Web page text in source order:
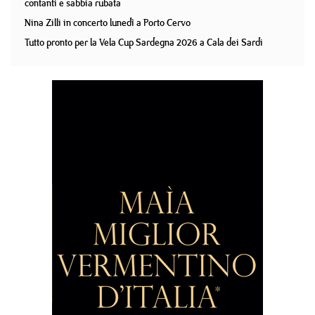
contanti e sabbia rubata
Nina Zilli in concerto lunedì a Porto Cervo
Tutto pronto per la Vela Cup Sardegna 2026 a Cala dei Sardi